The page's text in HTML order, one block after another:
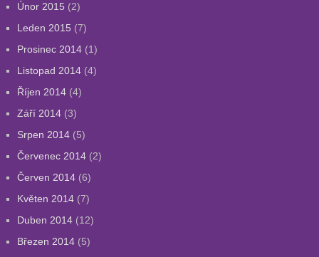
Únor 2015 (2)
Leden 2015 (7)
Prosinec 2014(1)
Listopad 2014(4)
Říjen 2014(4)
Září 2014(3)
Srpen 2014(5)
Červenec 2014(2)
Červen 2014(6)
Květen 2014(7)
Duben 2014(12)
Březen 2014(5)